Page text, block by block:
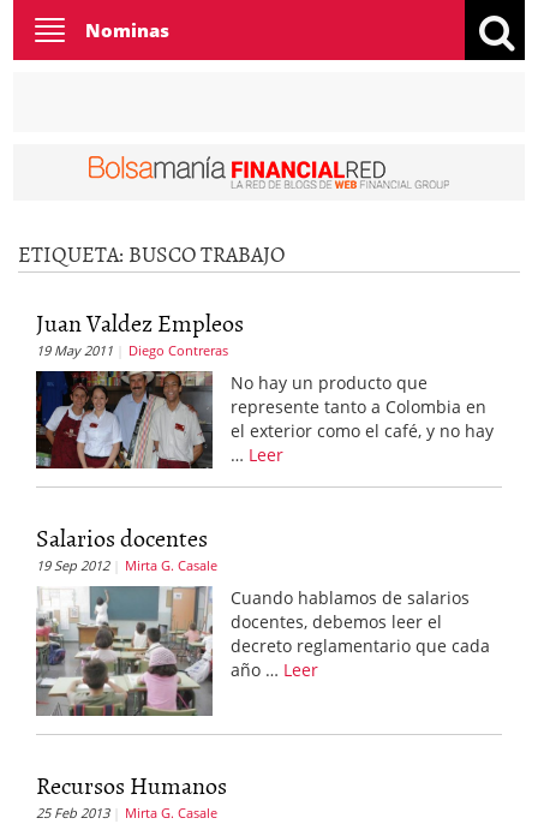
Toggle
navigation
Nominas
ETIQUETA: BUSCO TRABAJO
Juan Valdez Empleos
19 May 2011 Diego Contreras
No hay un producto que
represente tanto a Colombia en
el exterior como el café, y no hay
… Leer
Salarios docentes
19 Sep 2012 Mirta G. Casale
Cuando hablamos de salarios
docentes, debemos leer el
decreto reglamentario que cada
año … Leer
Recursos Humanos
25 Feb 2013 Mirta G. Casale